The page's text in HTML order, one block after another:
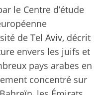
le Centre d’étude
de Tel Aviv, décrit
envers les juifs et
pays arabes en
concentré sur